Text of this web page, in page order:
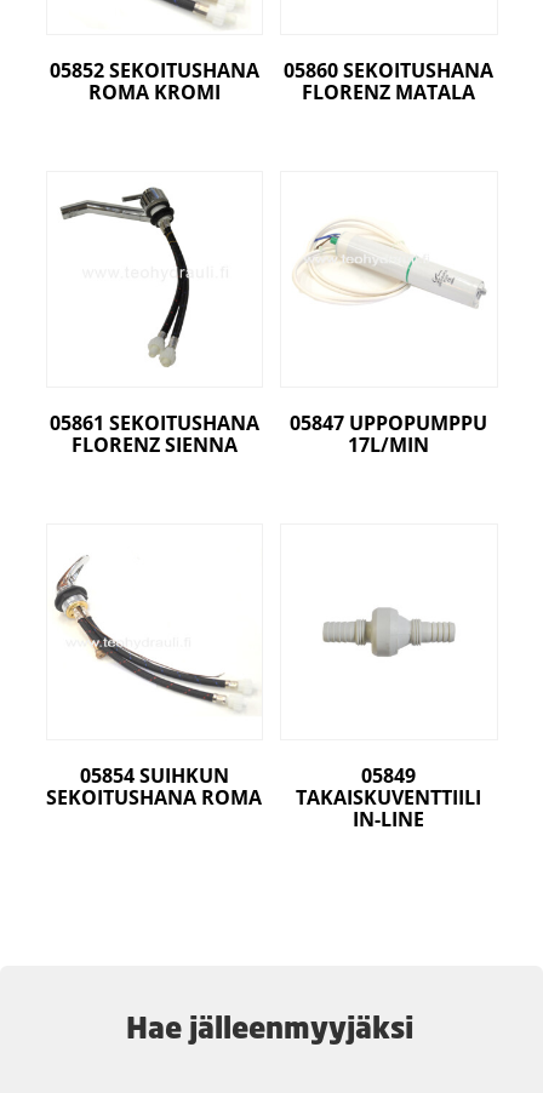
05852 SEKOITUSHANA
ROMA KROMI
05860 SEKOITUSHANA
FLORENZ MATALA
05861 SEKOITUSHANA
FLORENZ SIENNA
05847 UPPOPUMPPU
17L/MIN
05854 SUIHKUN
SEKOITUSHANA ROMA
05849
TAKAISKUVENTTIILI
IN-LINE
Hae jälleenmyyjäksi